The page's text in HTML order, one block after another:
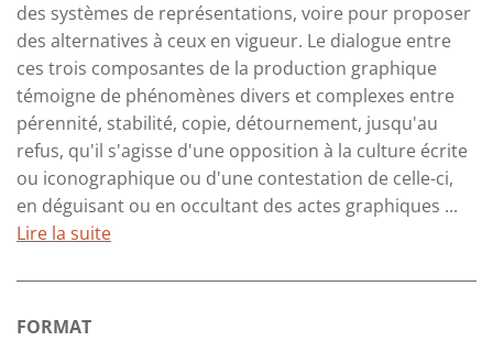
des systèmes de représentations, voire pour proposer
des alternatives à ceux en vigueur. Le dialogue entre
ces trois composantes de la production graphique
témoigne de phénomènes divers et complexes entre
pérennité, stabilité, copie, détournement, jusqu'au
refus, qu'il s'agisse d'une opposition à la culture écrite
ou iconographique ou d'une contestation de celle-ci,
en déguisant ou en occultant des actes graphiques ...
Lire la suite
FORMAT